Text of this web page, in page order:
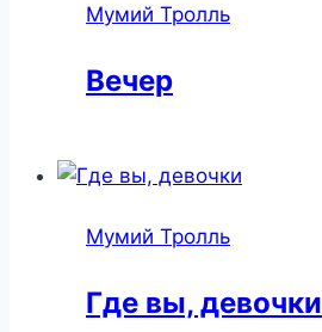
Мумий Тролль
Вечер
Мумий Тролль
Где вы, девочки